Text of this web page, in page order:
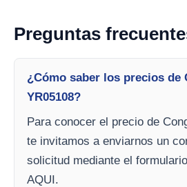
Preguntas
¿Cómo saber los precios de
YR05108?
Para conocer el precio de
te invitamos a enviarnos un
solicitud mediante el
AQUI.